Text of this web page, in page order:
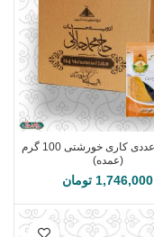
بسته 12 عددی کاری خورشتی 100 گرم
(عمده)
1,746,000 تومان